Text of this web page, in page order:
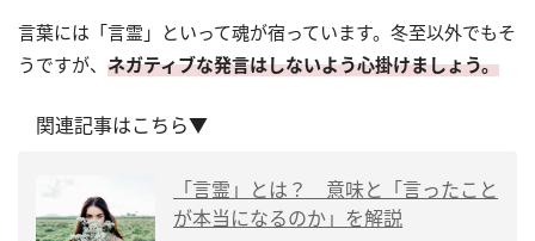
言葉には「言霊」といって魂が宿っています。冬至以外でもそ
うですが、 ネガティブな発言はしないよう心掛けましょう。
関連記事はこちら▼
「言霊」とは？ 意味と「言ったこと
が本当になるのか」を解説